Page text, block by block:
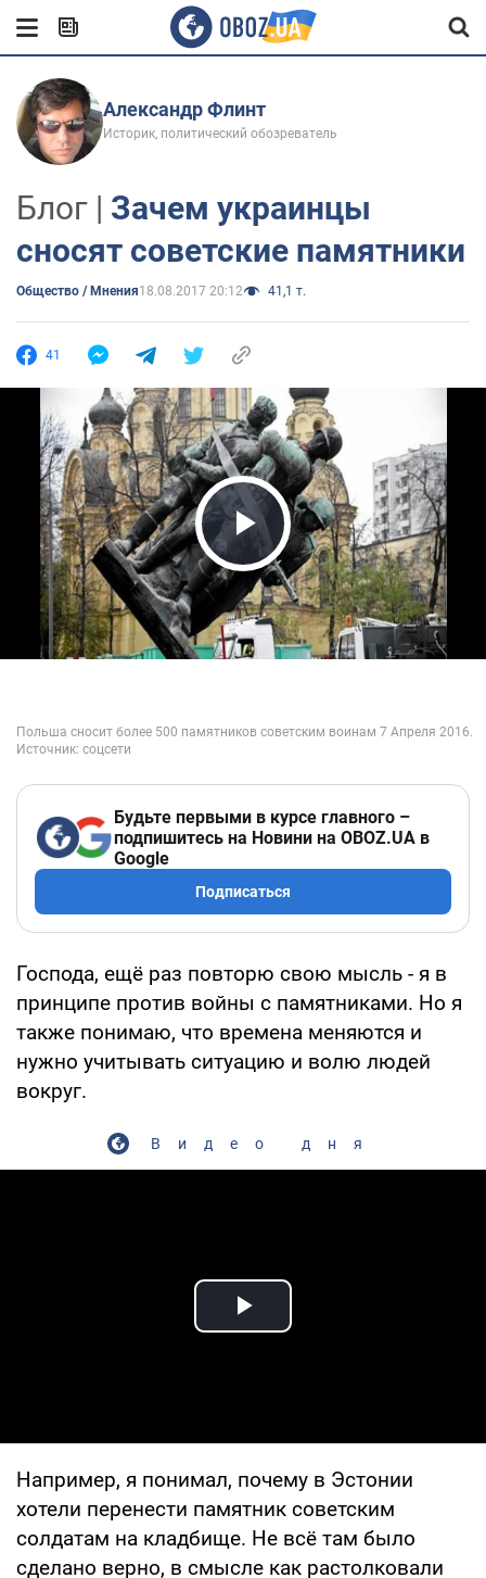
Александр Флинт
Историк, политический обозреватель
Блог | Зачем украинцы
сносят советские памятники
Общество / Мнения18.08.2017 20:12 41,1 т.
41
Play Video
Будьте первыми в курсе главного –
подпишитесь на Новини на OBOZ.UA в
Google
Подписаться
Господа, ещё раз повторю свою мысль - я в
принципе против войны с памятниками. Но я
также понимаю, что времена меняются и
нужно учитывать ситуацию и волю людей
вокруг.
Видео дня
Play Video
Например, я понимал, почему в Эстонии
хотели перенести памятник советским
солдатам на кладбище. Не всё там было
сделано верно, в смысле как растолковали